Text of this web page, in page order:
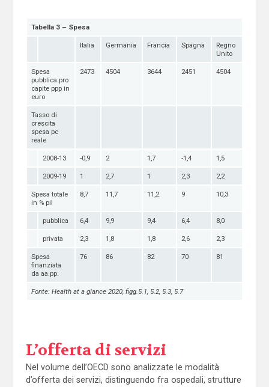
Tabella 3 – Spesa
Italia Germania Francia Spagna
Regno
Unito
Spesa
pubblica pro
capite ppp in
euro
2473 4504 3644 2451 4504
Tasso di
crescita
spesa pc
reale
2008-13 -0,9 2 1,7 -1,4 1,5
2009-19 1 2,7 1 2,3 2,2
Spesa totale
in % pil
8,7 11,7 11,2 9 10,3
pubblica 6,4 9,9 9,4 6,4 8,0
privata 2,3 1,8 1,8 2,6 2,3
Spesa
finanziata
da aa.pp.
76 86 82 70 81
Fonte: Health at a glance 2020, figg.5.1, 5.2, 5.3, 5.7
L’offerta di servizi
Nel volume dell’OECD sono analizzate le modalità
d’offerta dei servizi, distinguendo fra ospedali, strutture